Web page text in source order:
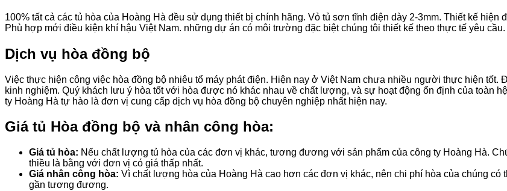
100% tất cả các tủ hòa của Hoàng Hà đều sử dụng thiết bị chính hãng. Vỏ tủ sơn tĩnh điện dày 2-3mm. Thiết kế
Phù hợp mới điều kiện khí hậu Việt Nam. những dự án có môi trường đặc biệt chúng tôi thiết kế theo thực tế yêu cầu.
Dịch vụ hòa đồng bộ
Việc thực hiện công việc hòa đồng bộ nhiêu tổ máy phát điện. Hiện nay ở Việt Nam chưa nhiều người thực hiện tốt.
kinh nghiệm. Quý khách lưu ý hòa tốt với hòa được nó khác nhau về chất lượng, và sự hoạt động ổn định của toàn
ty Hoàng Hà tự hào là đơn vị cung cấp dịch vụ hòa đồng bộ chuyên nghiệp nhất hiện nay.
Giá tủ Hòa đồng bộ và nhân công hòa:
Giá tủ hòa: Nếu chất lượng tủ hòa của các đơn vị khác, tương đương với sản phẩm của công ty Hoàng Hà.
thiều là bằng với đơn vị có giá thấp nhất.
Giá nhân công hòa: Vì chất lượng hòa của Hoàng Hà cao hơn các đơn vị khác, nên chi phí hòa của chúng
gần tương đương.